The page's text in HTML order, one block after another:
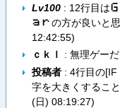
Lv100: 12行目は
ａ​ｒの方が良いと
12:42:55)
ｃｋｌ
: 無理ゲー
投稿者: 4行目の[IF
字を大きくするこ
(日) 08:19:27)